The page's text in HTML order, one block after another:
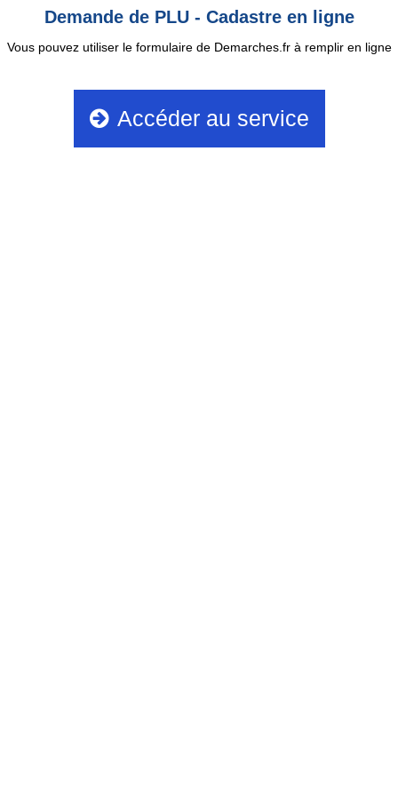
Demande de PLU - Cadastre en ligne
Vous pouvez utiliser le formulaire de Demarches.fr à remplir en ligne
Accéder au service